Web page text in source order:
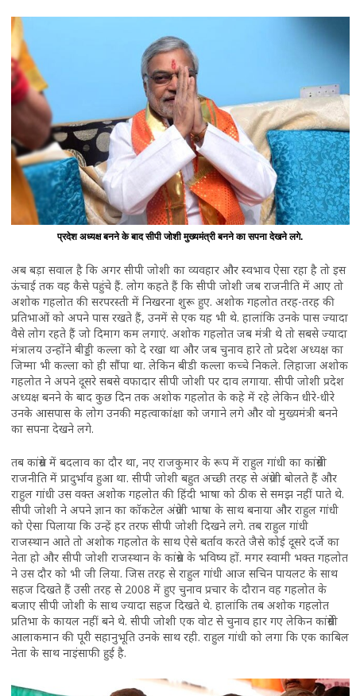
प्रदेश अध्यक्ष बनने के बाद सीपी जोशी मुख्यमंत्री बनने का सपना देखने लगे.
अब बड़ा सवाल है कि अगर सीपी जोशी का व्यवहार और स्वभाव ऐसा रहा है तो इस
ऊंचाई तक वह कैसे पहुंचे हैं. लोग कहते हैं कि सीपी जोशी जब राजनीति में आए तो
अशोक गहलोत की सरपरस्ती में निखरना शुरू हुए. अशोक गहलोत तरह-तरह की
प्रतिभाओं को अपने पास रखते हैं, उनमें से एक यह भी थे. हालांकि उनके पास ज्यादा
वैसे लोग रहते हैं जो दिमाग कम लगाएं. अशोक गहलोत जब मंत्री थे तो सबसे ज्यादा
मंत्रालय उन्होंने बीड्डी कल्ला को दे रखा था और जब चुनाव हारे तो प्रदेश अध्यक्ष का
जिम्मा भी कल्ला को ही सौंपा था. लेकिन बीडी कल्ला कच्चे निकले. लिहाजा अशोक
गहलोत ने अपने दूसरे सबसे वफादार सीपी जोशी पर दाव लगाया. सीपी जोशी प्रदेश
अध्यक्ष बनने के बाद कुछ दिन तक अशोक गहलोत के कहे में रहे लेकिन धीरे-धीरे
उनके आसपास के लोग उनकी महत्वाकांक्षा को जगाने लगे और वो मुख्यमंत्री बनने
का सपना देखने लगे.
तब कांग्रेस में बदलाव का दौर था, नए राजकुमार के रूप में राहुल गांधी का कांग्रेसी
राजनीति में प्रादुर्भाव हुआ था. सीपी जोशी बहुत अच्छी तरह से अंग्रेजी बोलते हैं और
राहुल गांधी उस वक्त अशोक गहलोत की हिंदी भाषा को ठीक से समझ नहीं पाते थे.
सीपी जोशी ने अपने ज्ञान का कॉकटेल अंग्रेजी भाषा के साथ बनाया और राहुल गांधी
को ऐसा पिलाया कि उन्हें हर तरफ सीपी जोशी दिखने लगे. तब राहुल गांधी
राजस्थान आते तो अशोक गहलोत के साथ ऐसे बर्ताव करते जैसे कोई दूसरे दर्जे का
नेता हो और सीपी जोशी राजस्थान के कांग्रेस के भविष्य हों. मगर स्वामी भक्त गहलोत
ने उस दौर को भी जी लिया. जिस तरह से राहुल गांधी आज सचिन पायलट के साथ
सहज दिखते हैं उसी तरह से 2008 में हुए चुनाव प्रचार के दौरान वह गहलोत के
बजाए सीपी जोशी के साथ ज्यादा सहज दिखते थे. हालांकि तब अशोक गहलोत
प्रतिभा के कायल नहीं बने थे. सीपी जोशी एक वोट से चुनाव हार गए लेकिन कांग्रेसी
आलाकमान की पूरी सहानुभूति उनके साथ रही. राहुल गांधी को लगा कि एक काबिल
नेता के साथ नाइंसाफी हुई है.